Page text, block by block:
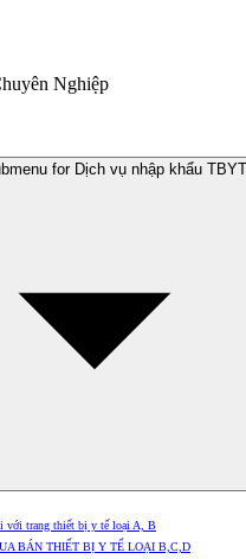
Nghiệp
for Dịch vụ nhập khẩu TBYT
với trang thiết bị y tế loại A, B
BÁN THIẾT BỊ Y TẾ LOẠI B,C,D